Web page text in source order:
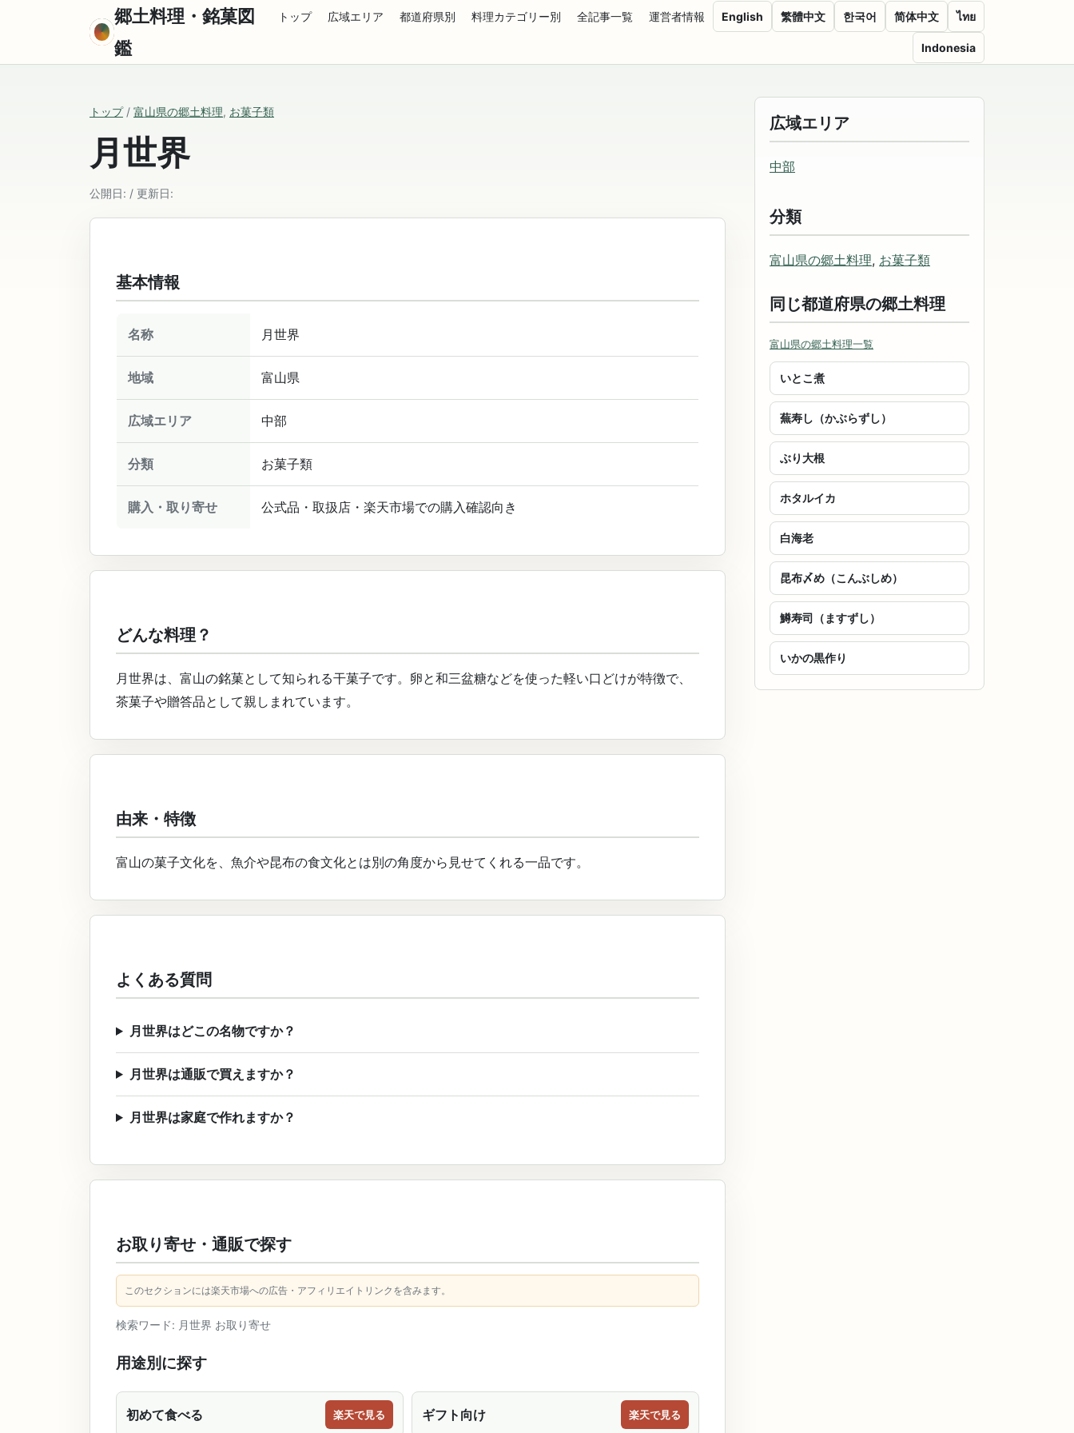
郷土料理・銘菓図
鑑
トップ 広域エリア 都道府県別 料理カテゴリー別 全記事一覧 運営者情報 English 繁體中文 한국어 简体中文 ไทย
Indonesia
トップ/ 富山県の郷土料理, お菓子類
月世界
公開日: / 更新日:
基本情報
名称 月世界
地域 富山県
広域エリア 中部
分類 お菓子類
購入・取り寄せ 公式品・取扱店・楽天市場での購入確認向き
どんな料理？
月世界は、富山の銘菓として知られる干菓子です。卵と和三盆糖などを使った軽い口どけが特徴で、
茶菓子や贈答品として親しまれています。
由来・特徴
富山の菓子文化を、魚介や昆布の食文化とは別の角度から見せてくれる一品です。
よくある質問
月世界はどこの名物ですか？
月世界は通販で買えますか？
月世界は家庭で作れますか？
お取り寄せ・通販で探す
このセクションには楽天市場への広告・アフィリエイトリンクを含みます。
検索ワード: 月世界 お取り寄せ
用途別に探す
初めて食べる 楽天で見る ギフト向け 楽天で見る
広域エリア
中部
分類
富山県の郷土料理, お菓子類
同じ都道府県の郷土料理
富山県の郷土料理一覧
いとこ煮
蕪寿し（かぶらずし）
ぶり大根
ホタルイカ
白海老
昆布〆め（こんぶしめ）
鱒寿司（ますずし）
いかの黒作り